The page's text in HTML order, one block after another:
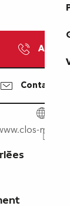
Appeler
Contactez-